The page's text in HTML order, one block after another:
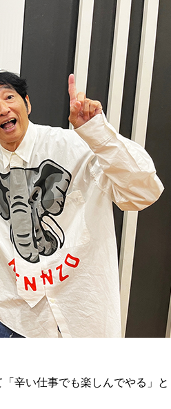
辛い仕事でも楽しんでやる」と